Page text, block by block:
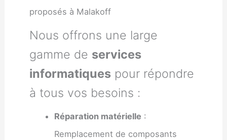
proposés à Malakoff
Nous offrons une large
gamme de services
informatiques pour répondre
à tous vos besoins :
Réparation matérielle :
Remplacement de composants